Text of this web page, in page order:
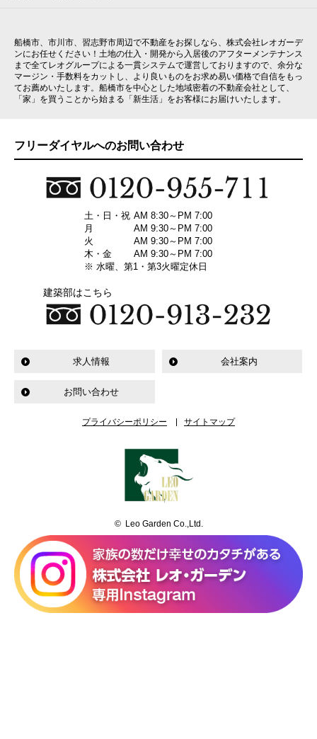
船橋市、市川市、習志野市周辺で不動産をお探しなら、株式会社レオガーデ
ンにお任せください！土地の仕入・開発から入居後のアフターメンテナンス
まで全てレオグループによる一貫システムで運営しておりますので、余分な
マージン・手数料をカットし、より良いものをお求め易い価格で自信をもっ
てお薦めいたします。船橋市を中心とした地域密着の不動産会社として、
「家」を買うことから始まる「新生活」をお客様にお届けいたします。
フリーダイヤルへのお問い合わせ
土・日・祝 AM 8:30～PM 7:00
月
AM 9:30～PM 7:00
火
AM 9:30～PM 7:00
木・金
AM 9:30～PM 7:00
※ 水曜、第1・第3火曜定休日
建築部はこちら
求人情報 会社案内
お問い合わせ
プライバシーポリシー サイトマップ
© Leo Garden Co.,Ltd.